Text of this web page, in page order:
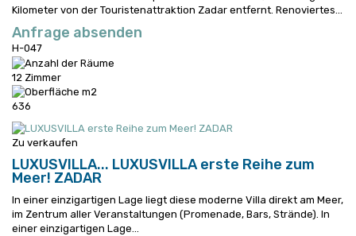
Kilometer von der Touristenattraktion Zadar entfernt. Renoviertes...
Anfrage absenden
H-047
12 Zimmer
636
Zu verkaufen
LUXUSVILLA... LUXUSVILLA erste Reihe zum
Meer! ZADAR
In einer einzigartigen Lage liegt diese moderne Villa direkt am Meer,
im Zentrum aller Veranstaltungen (Promenade, Bars, Strände). In
einer einzigartigen Lage...